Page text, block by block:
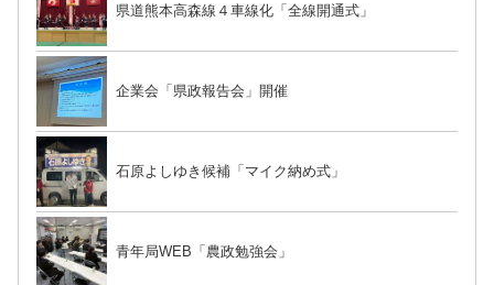
県道熊本高森線４車線化「全線開通式」
企業会「県政報告会」開催
石原よしゆき候補「マイク納め式」
青年局WEB「農政勉強会」